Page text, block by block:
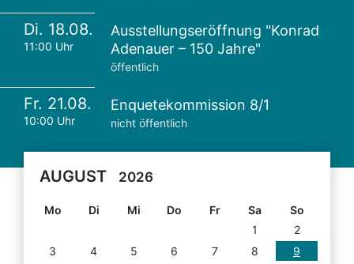
Di. 18.08.
11:00 Uhr
Ausstellungseröffnung "Konrad
Adenauer – 150 Jahre"
öffentlich
Fr. 21.08.
10:00 Uhr
Enquetekommission 8/1
nicht öffentlich
AUGUST 2026
Mo Di Mi Do Fr Sa
So
1
2
3
4 5 6 7 8
9